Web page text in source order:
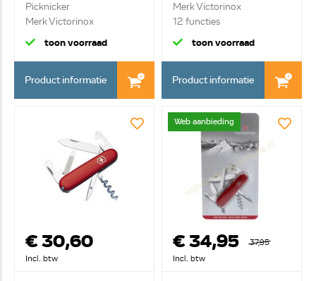
Picknicker
Merk Victorinox
11 fun...
toon voorraad
Product informatie
Merk Victorinox
12 functies
toon voorraad
Product informatie
€ 30,60
Incl. btw
Web aanbieding
€ 34,95
37,95
Incl. btw